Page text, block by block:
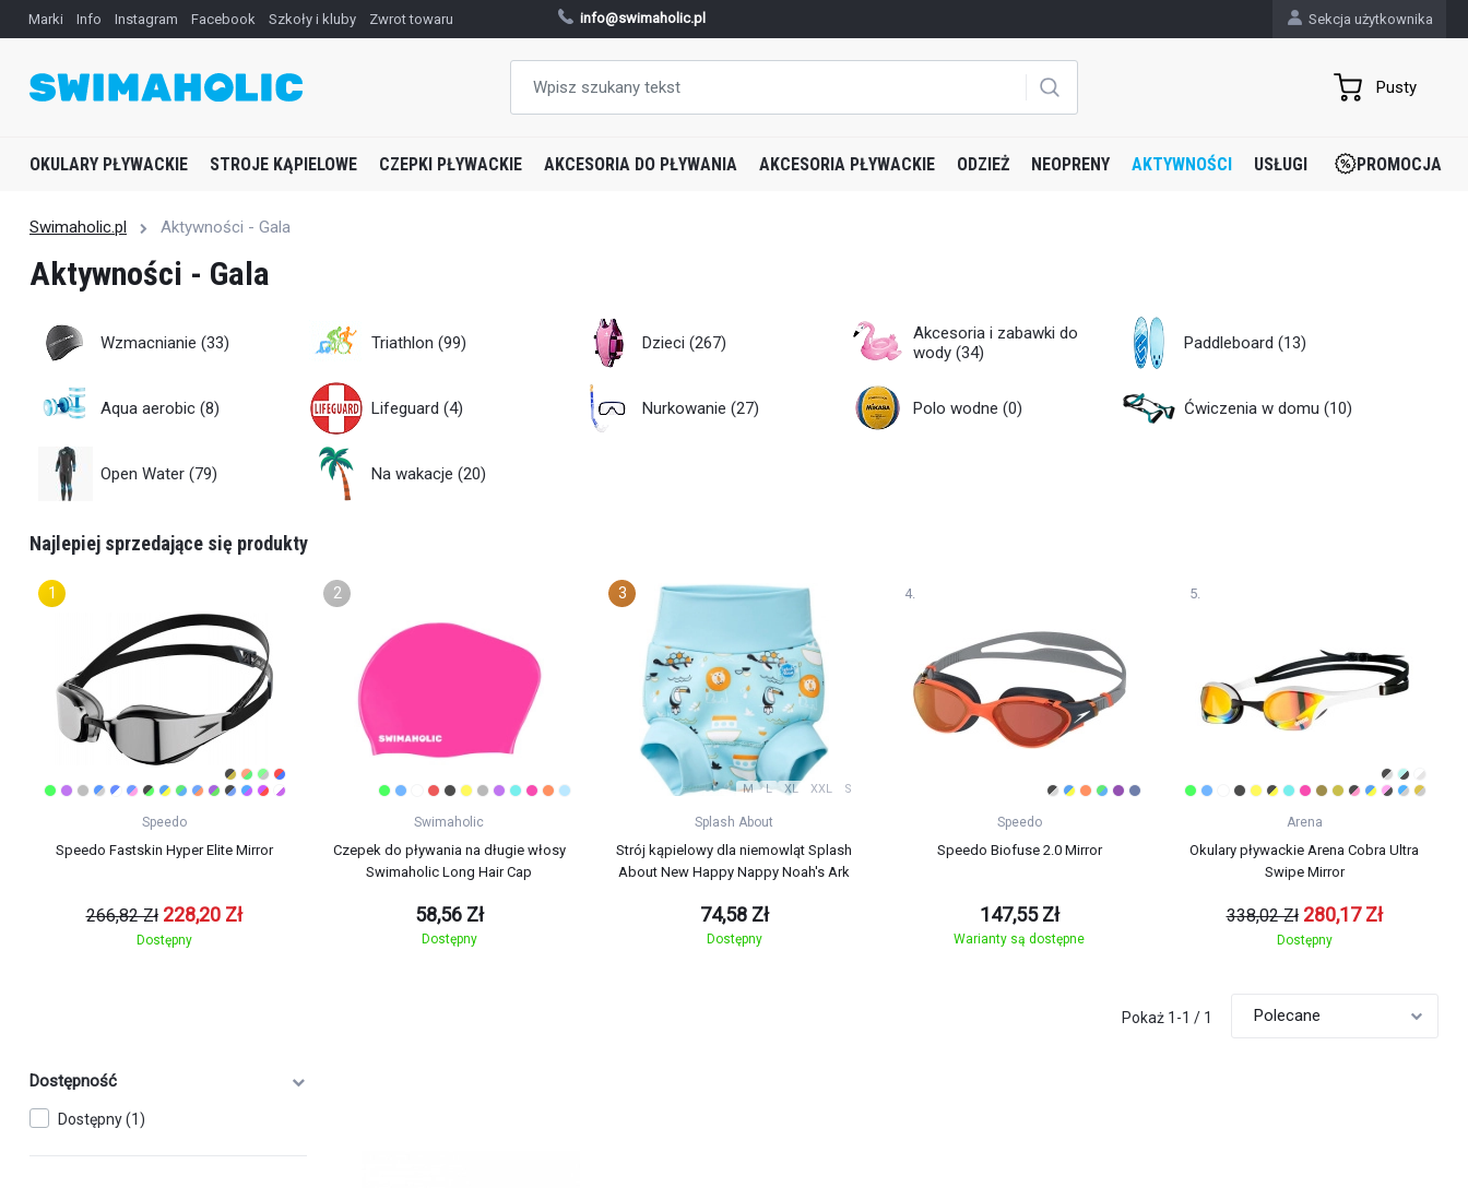
Marki Info Instagram Facebook Szkoły i kluby Zwrot towaru info@swimaholic.pl Sekcja użytkownika
Pusty
OKULARY PŁYWACKIE STROJE KĄPIELOWE CZEPKI PŁYWACKIE AKCESORIA DO PŁYWANIA AKCESORIA PŁYWACKIE ODZIEŻ NEOPRENY AKTYWNOŚCI USŁUGI PROMOCJA
Swimaholic.pl Aktywności - Gala
Aktywności - Gala
Wzmacnianie (33) Triathlon (99) Dzieci (267)
Akcesoria i zabawki do
wody (34) Paddleboard (13)
Aqua aerobic (8) Lifeguard (4) Nurkowanie (27) Polo wodne (0) Ćwiczenia w domu (10)
Open Water (79) Na wakacje (20)
Najlepiej sprzedające się produkty
Speedo
Speedo Fastskin Hyper Elite Mirror
266,82 Zł 228,20 Zł
Dostępny
Swimaholic
Czepek do pływania na długie włosy
Swimaholic Long Hair Cap
58,56 Zł
Dostępny
M L XL XXL S
Splash About
Strój kąpielowy dla niemowląt Splash
About New Happy Nappy Noah's Ark
74,58 Zł
Dostępny
Speedo
Speedo Biofuse 2.0 Mirror
147,55 Zł
Warianty są dostępne
Arena
Okulary pływackie Arena Cobra Ultra
Swipe Mirror
338,02 Zł 280,17 Zł
Dostępny
Dostępność
Dostępny (1)
Pokaż 1-1 / 1